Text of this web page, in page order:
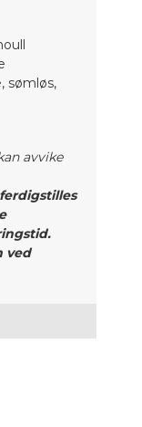
sømløs,
avvike
ved